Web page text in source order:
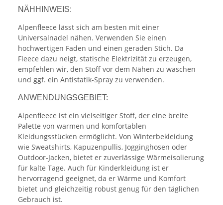
NÄHHINWEIS:
Alpenfleece lässt sich am besten mit einer
Universalnadel nähen. Verwenden Sie einen
hochwertigen Faden und einen geraden Stich. Da
Fleece dazu neigt, statische Elektrizität zu erzeugen,
empfehlen wir, den Stoff vor dem Nähen zu waschen
und ggf. ein Antistatik-Spray zu verwenden.
ANWENDUNGSGEBIET:
Alpenfleece ist ein vielseitiger Stoff, der eine breite
Palette von warmen und komfortablen
Kleidungsstücken ermöglicht. Von Winterbekleidung
wie Sweatshirts, Kapuzenpullis, Jogginghosen oder
Outdoor-Jacken, bietet er zuverlässige Wärmeisolierung
für kalte Tage. Auch für Kinderkleidung ist er
hervorragend geeignet, da er Wärme und Komfort
bietet und gleichzeitig robust genug für den täglichen
Gebrauch ist.